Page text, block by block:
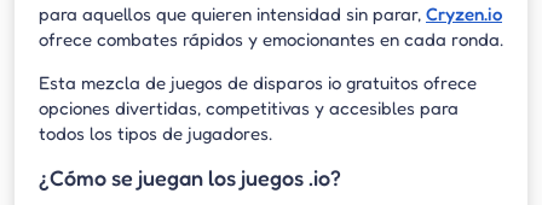
para aquellos que quieren intensidad sin parar, Cryzen.io
ofrece combates rápidos y emocionantes en cada ronda.
Esta mezcla de juegos de disparos io gratuitos ofrece
opciones divertidas, competitivas y accesibles para
todos los tipos de jugadores.
¿Cómo se juegan los juegos .io?